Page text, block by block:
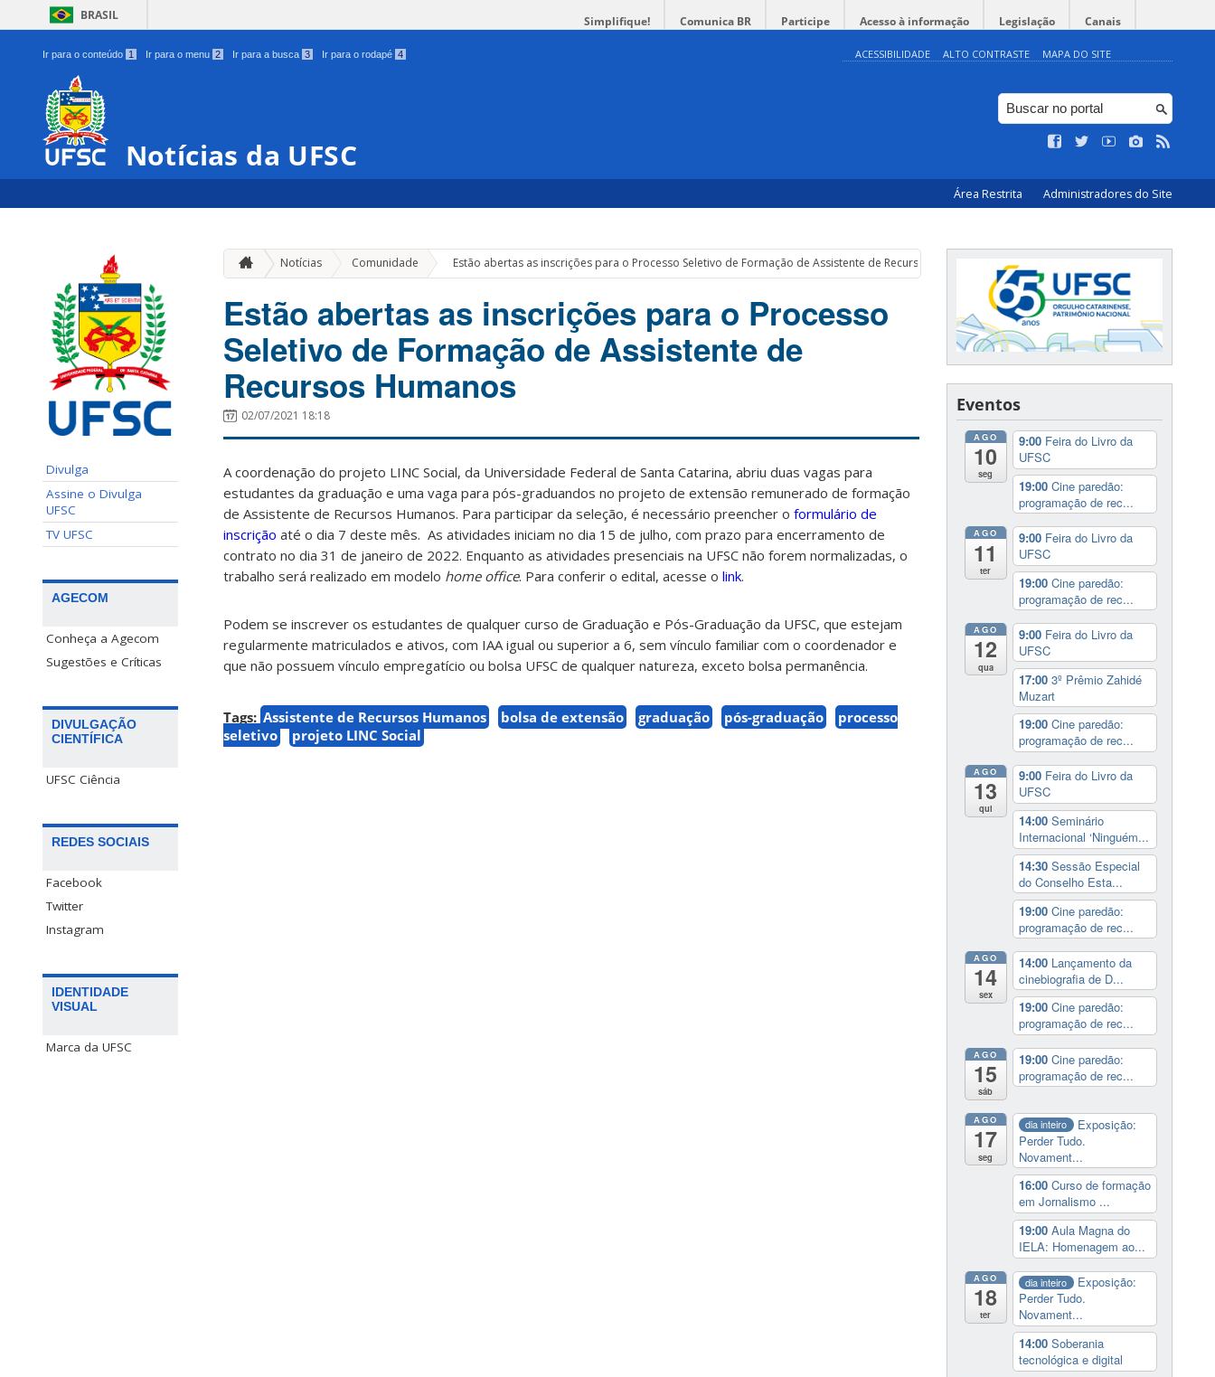
BRASIL Simplifique! Comunica BR Participe Acesso à informação Legislação Canais
Ir para o conteúdo 1 Ir para o menu 2 Ir para a busca 3 Ir para o rodapé 4 ACESSIBILIDADE ALTO CONTRASTE MAPA DO SITE
Notícias da UFSC
Área Restrita Administradores do Site
Divulga
Assine o Divulga
UFSC
TV UFSC
AGECOM
Conheça a Agecom
Sugestões e Críticas
DIVULGAÇÃO
CIENTÍFICA
UFSC Ciência
REDES SOCIAIS
Facebook
Twitter
Instagram
IDENTIDADE
VISUAL
Marca da UFSC
Notícias Comunidade » Estão abertas as inscrições para o Processo Seletivo de Formação de Assistente de Recursos Humanos
Estão abertas as inscrições para o Processo
Seletivo de Formação de Assistente de
Recursos Humanos
02/07/2021 18:18
A coordenação do projeto LINC Social, da Universidade Federal de Santa Catarina, abriu duas vagas para
estudantes da graduação e uma vaga para pós-graduandos no projeto de extensão remunerado de formação
de Assistente de Recursos Humanos. Para participar da seleção, é necessário preencher o formulário de
inscrição até o dia 7 deste mês. As atividades iniciam no dia 15 de julho, com prazo para encerramento de
contrato no dia 31 de janeiro de 2022. Enquanto as atividades presenciais na UFSC não forem normalizadas, o
trabalho será realizado em modelo home office. Para conferir o edital, acesse o link.
Podem se inscrever os estudantes de qualquer curso de Graduação e Pós-Graduação da UFSC, que estejam
regularmente matriculados e ativos, com IAA igual ou superior a 6, sem vínculo familiar com o coordenador e
que não possuem vínculo empregatício ou bolsa UFSC de qualquer natureza, exceto bolsa permanência.
Tags: Assistente de Recursos Humanos bolsa de extensão graduação pós-graduação
processo
seletivo
projeto LINC Social
Eventos
AGO
10
seg
9:00 Feira do Livro da
UFSC
19:00 Cine paredão:
programação de rec...
AGO
11
ter
9:00 Feira do Livro da
UFSC
19:00 Cine paredão:
programação de rec...
AGO
12
qua
9:00 Feira do Livro da
UFSC
17:00 3º Prêmio Zahidé
Muzart
19:00 Cine paredão:
programação de rec...
AGO
13
qui
9:00 Feira do Livro da
UFSC
14:00 Seminário
Internacional ‘Ninguém...
14:30 Sessão Especial
do Conselho Esta...
19:00 Cine paredão:
programação de rec...
AGO
14
sex
14:00 Lançamento da
cinebiografia de D...
19:00 Cine paredão:
programação de rec...
AGO
15
sáb
19:00 Cine paredão:
programação de rec...
AGO
17
seg
dia inteiro
Exposição:
Perder Tudo.
Novament...
16:00 Curso de formação
em Jornalismo ...
19:00 Aula Magna do
IELA: Homenagem ao...
AGO
18
ter
dia inteiro
Exposição:
Perder Tudo.
Novament...
14:00 Soberania
tecnológica e digital